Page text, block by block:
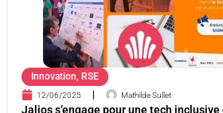
Innovation, RSE
12/06/2025 Mathilde Sullet
Jalios s’engage pour une tech